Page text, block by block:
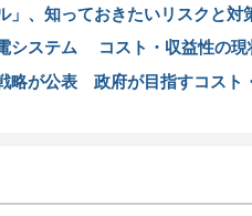
」、知っておきたいリスクと対
システム コスト・収益性の現
略が公表 政府が目指すコスト